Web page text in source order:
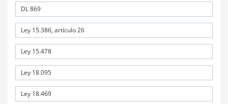
DL 869
Ley 15.386, artículo 26
Ley 15.478
Ley 18.095
Ley 18.469